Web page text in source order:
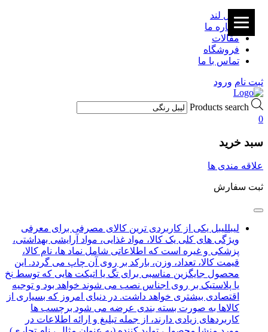
لیبل لند
درباره ما
مقالات
فروشگاه
تماس با ما
ثبت نام ورود
Products search
0
سبد خرید
علاقه مندی ها
ثبت سفارش
لیبللیبل یکی از کاربردی ترین کالای مصرفی برای معرفی
ویژگی های کلی یک کالا، مواد غذایی، مواد آرایشی بهداشتی،
پزشکی و غیره است که اطلاعاتی شامل نماد ها، نام کالا،
قیمت کالا، تعداد، وزن، بارکد بر روی آن چاپ می گردد. این
محصول جایگزین مناسبی برای تگ یا اتیکت هایی که توسط نخ
یا پلاستیک بر روی اجناس نصب می شوند خواهد بود و توجیه
اقتصادی بیشتری خواهد داشت. در دنیای امروز که بسیاری از
کالاها به صورت بسته بندی عرضه می شود برچسب ها
کاربردهای زیادی دارند، از جمله تبلیغ و ارائه اطلاعات در